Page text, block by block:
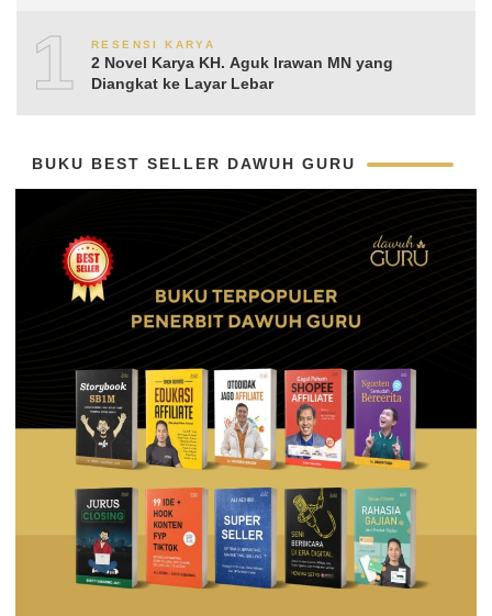
10RESENSI KARYA
2 Novel Karya KH. Aguk Irawan MN yang
Diangkat ke Layar Lebar
BUKU BEST SELLER DAWUH GURU